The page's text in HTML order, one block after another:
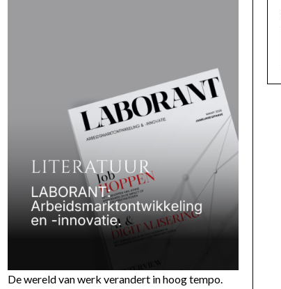
De wereld van werk verandert in hoog tempo.